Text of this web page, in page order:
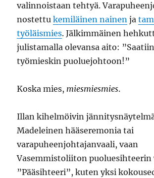
valinnoistaan tehtyä.
nostettukemiläinen nainen ja
työläismies. Jälkimmäinen
julistamalla olevansa aito:
työmieskin puoluejohtoon!”
Koska mies, miesmiesmies.
Illan kihelmöivin
Madeleinen hääseremonia tai
varapuheenjohtajanvaali, vaan
Vasemmistoliiton puoluesihteerin
”Pääsihteeri”, kuten yksi